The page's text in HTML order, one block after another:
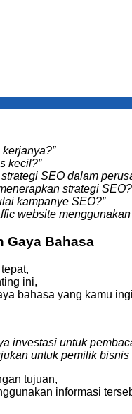
kecil?”
SEO dalam
strategi
kampanye SEO?”
website menggunakan
Gaya Bahasa
ini,
bahasa yang kamu
investasi untuk
untuk pemilik
tujuan,
informasi